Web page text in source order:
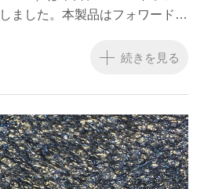
」を発表
ました。本製品はフォワードコ
）システムの二次側電力変換
出力に対応します。
特長
続きを見る